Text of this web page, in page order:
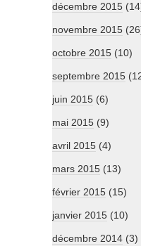
décembre 2015
novembre 2015
octobre 2015 (10)
septembre 2015
juin 2015 (6)
mai 2015 (9)
avril 2015 (4)
mars 2015 (13)
février 2015 (15)
janvier 2015 (10)
décembre 2014 (3)